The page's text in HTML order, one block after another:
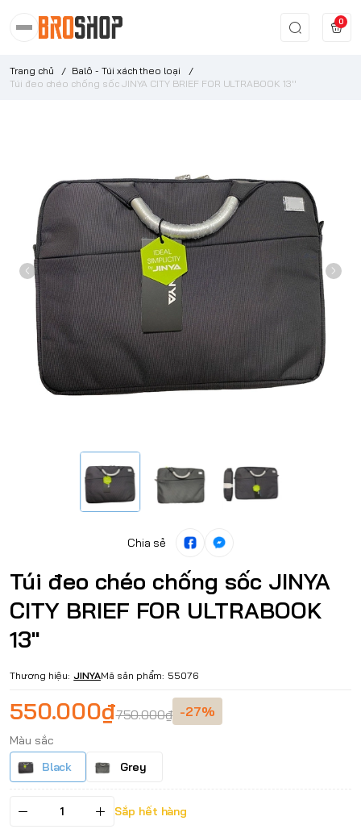
0
Trang chủ / Balô - Túi xách theo loại
/
Túi đeo chéo chống sốc JINYA CITY BRIEF FOR ULTRABOOK 13''
Chia sẻ
Túi đeo chéo chống sốc JINYA
CITY BRIEF FOR ULTRABOOK
13''
Thương hiệu: JINYAMã sản phẩm: 55076
550.000₫750.000₫ -27%
Màu sắc
Black
Grey
Sắp hết hàng